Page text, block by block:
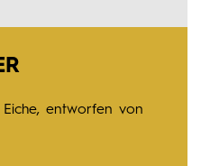
Eiche, entworfen von